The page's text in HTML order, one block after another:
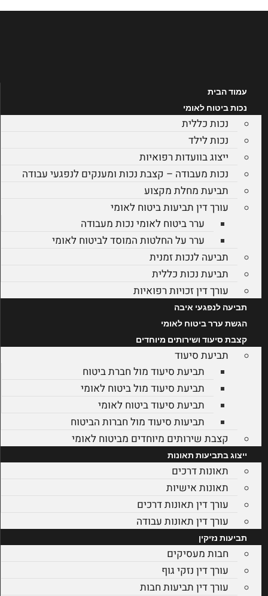
עמוד הבית
נכות ביטוח לאומי
נכות כללית
נכות לילד
ייצוג בוועדות רפואיות
נכות מעבודה – קצבת נכות ומענקים לנפגעי עבודה
תביעת מחלת מקצוע
עורך דין תביעות ביטוח לאומי
ערר ביטוח לאומי נכות מעבודה
ערר על החלטות המוסד לביטוח לאומי
תביעה לנכות זמנית
תביעת נכות כללית
עורך דין זכויות רפואיות
תביעה לנפגעי איבה
הגשת ערר ביטוח לאומי
קצבת סיעוד ושירותים מיוחדים
תביעת סיעוד
תביעת סיעוד מול חברת ביטוח
תביעת סיעוד מול ביטוח לאומי
תביעת סיעוד ביטוח לאומי
תביעות סיעוד מול חברות הביטוח
קצבת שירותים מיוחדים מביטוח לאומי
ייצוג בתביעות תאונות
תאונות דרכים
תאונות אישיות
עורך דין תאונות דרכים
עורך דין תאונות עבודה
תביעות נזיקין
חבות מעסיקים
עורך דין נזקי גוף
עורך דין תביעות חבות